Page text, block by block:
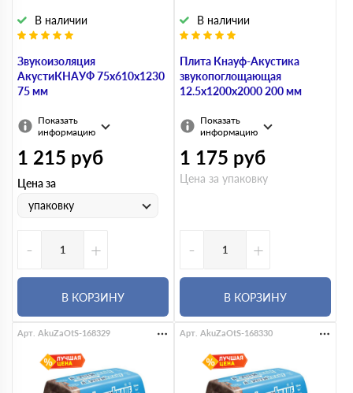
Звукоизоляция
АкустиКНАУФ 75х610х1230
75 мм
В наличии
Показать
информацию
1 215 руб
Цена за
упаковку
- +
В КОРЗИНУ
Плита Кнауф-Акустика
звукопоглощающая
12.5х1200х2000 200 мм
В наличии
Показать
информацию
1 175 руб
Цена за упаковку
- +
В КОРЗИНУ
Арт. AkuZaOtS-168329 Арт. AkuZaOtS-168330